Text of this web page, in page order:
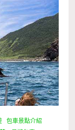
包車景點介紹